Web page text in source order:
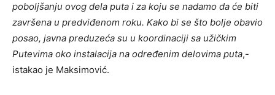
poboljšanju ovog dela puta i za koju se nadamo da će biti
završena u predviđenom roku. Kako bi se što bolje obavio
posao, javna preduzeća su u koordinaciji sa užičkim
Putevima oko instalacija na određenim delovima puta,-
istakao je Maksimović.